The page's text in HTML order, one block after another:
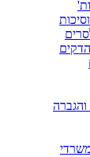
והגברה
משרדי